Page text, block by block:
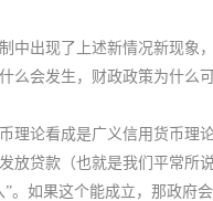
中出现了上述新情况新现象
么会发生，财政政策为什么
理论看成是广义信用货币理
放贷款（也就是我们平常所
”。如果这个能成立，那政府